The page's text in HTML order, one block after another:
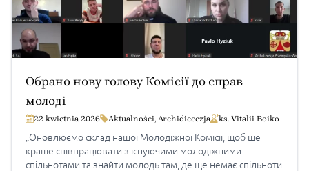
Обрано нову голову Комісії до справ
молоді
22 kwietnia 2026 Aktualności, Archidiecezja ks. Vitalii Boiko
„Оновлюємо склад нашої Молодіжної Комісії, щоб ще
краще співпрацювати з існуючими молодіжними
спільнотами та знайти молодь там, де ще немає спільноти